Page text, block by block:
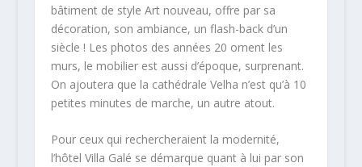
bâtiment de style Art nouveau, offre par sa
décoration, son ambiance, un flash-back d’un
siècle ! Les photos des années 20 ornent les
murs, le mobilier est aussi d’époque, surprenant.
On ajoutera que la cathédrale Velha n’est qu’à 10
petites minutes de marche, un autre atout.
Pour ceux qui rechercheraient la modernité,
l’hôtel Villa Galé se démarque quant à lui par son